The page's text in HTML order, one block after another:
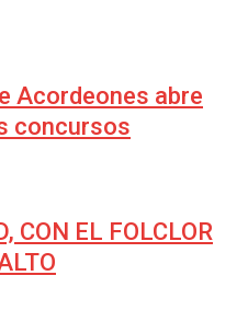
Acordeones abre
concursos
CON EL FOLCLOR